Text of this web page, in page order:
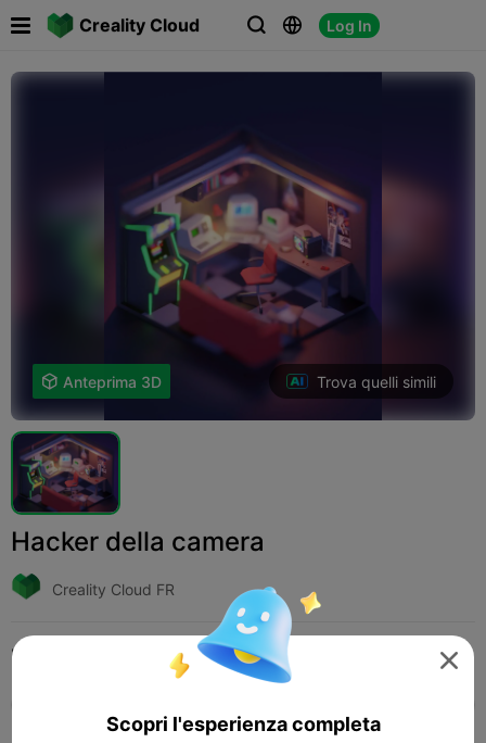
Creality Cloud   Log In
 
 Anteprima 3D Trova quelli simili
Hacker della camera
Creality Cloud FR
Print Settings (1) Add Altro 

Scopri l'esperienza completa